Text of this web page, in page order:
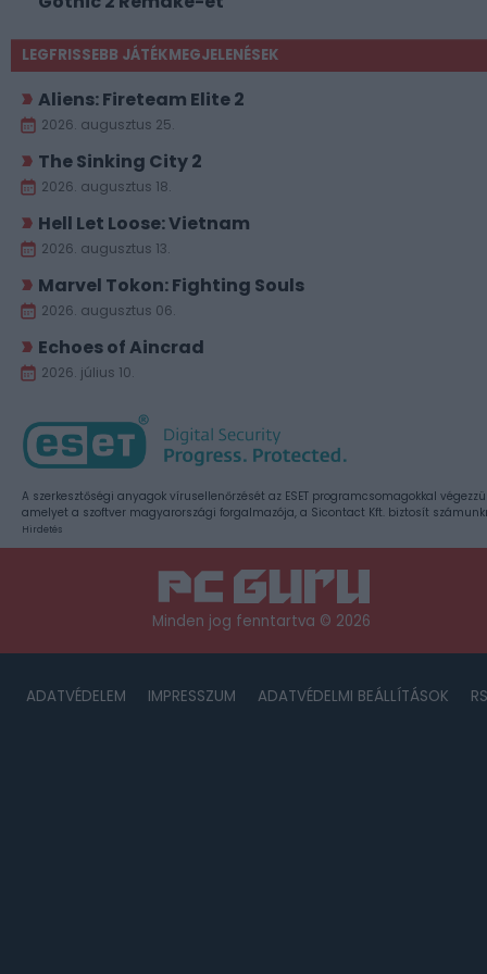
LEGFRISSEBB JÁTÉKMEGJELENÉSEK
Aliens: Fireteam Elite 2
2026. augusztus 25.
The Sinking City 2
2026. augusztus 18.
Hell Let Loose: Vietnam
2026. augusztus 13.
Marvel Tokon: Fighting Souls
2026. augusztus 06.
Echoes of Aincrad
2026. július 10.
A szerkesztőségi anyagok vírusellenőrzését az ESET programcsomagokkal
amelyet a szoftver magyarországi forgalmazója, a Sicontact Kft. biztosít
Hirdetés
Minden jog fenntartva © 2026
ADATVÉDELEM IMPRESSZUM ADATVÉDELMI BEÁLLÍTÁSOK